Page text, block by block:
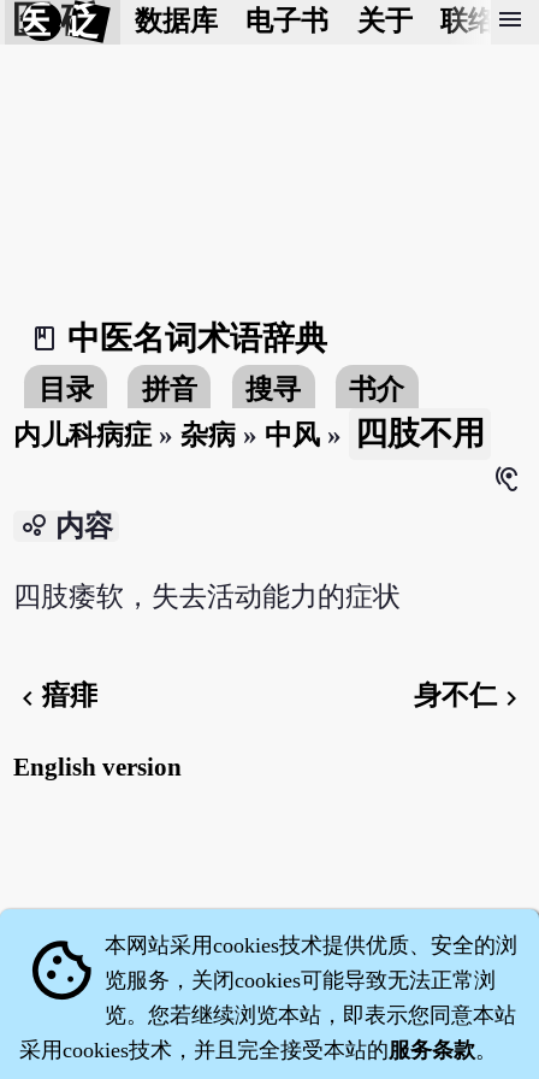
医 砭 数据库 电子书 关于 联络我
menu
book_2
中医名词术语辞典
目录 拼音 搜寻
书介
内儿科病症 »杂病 » 中风 » 四肢不用
hearing
bubble_chart 内容
四肢痿软，失去活动能力的症状
chevron_left瘖痱 身不仁chevron_right
English version
cookie 本网站采用cookies技术提供优质、安全的浏
览服务，关闭cookies可能导致无法正常浏
览。您若继续浏览本站，即表示您同意本站
采用cookies技术，并且完全接受本站的服务条款。